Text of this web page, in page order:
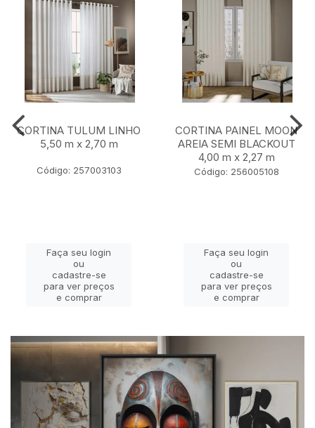
CORTINA TULUM LINHO
5,50 m x 2,70 m
Código: 257003103
Faça seu login
ou
cadastre-se
para ver preços
e comprar
CORTINA PAINEL MOON
AREIA SEMI BLACKOUT
4,00 m x 2,27 m
Código: 256005108
Faça seu login
ou
cadastre-se
para ver preços
e comprar